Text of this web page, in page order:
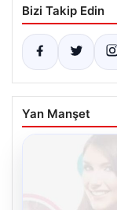
Bizi Takip Edin
Yan Manşet